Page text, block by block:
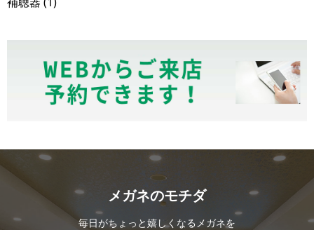
メガネのモチダ
毎日がちょっと嬉しくなるメガネを